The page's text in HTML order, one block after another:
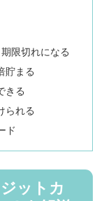
限切れになる
貯まる
きる
られる
ド
ットカ